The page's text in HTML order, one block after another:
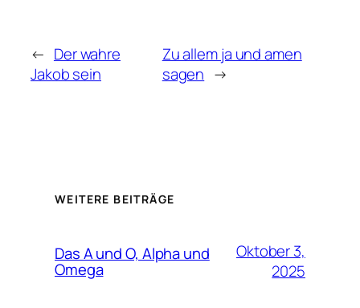
← Der wahre
Jakob sein
Zu allem ja und amen
sagen →
WEITERE BEITRÄGE
Das A und O, Alpha und
Omega
Oktober 3,
2025